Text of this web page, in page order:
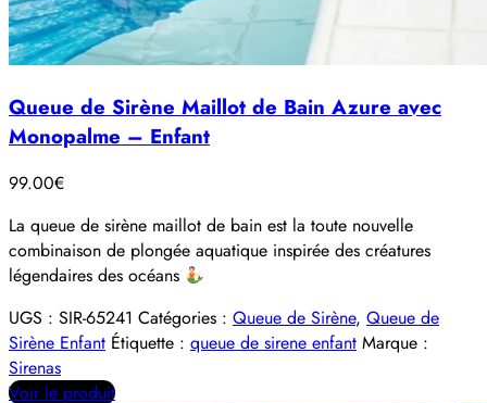
Queue de Sirène Maillot de Bain Azure avec
Monopalme – Enfant
99.00€
La queue de sirène maillot de bain est la toute nouvelle
combinaison de plongée aquatique inspirée des créatures
légendaires des océans
UGS : SIR-65241 Catégories : Queue de Sirène, Queue de
Sirène Enfant Étiquette : queue de sirene enfant Marque :
Sirenas
Voir le produit